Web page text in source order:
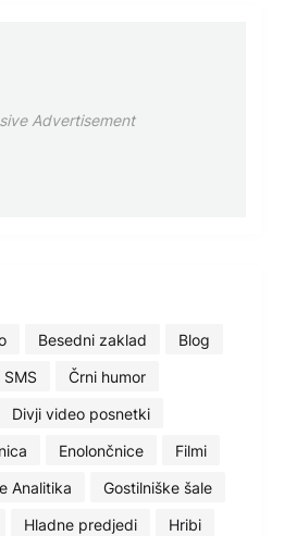
Advertisement
Besedni zaklad
Blog
Črni humor
Divji video posnetki
Enolončnice
Filmi
Analitika
Gostilniške šale
Hladne predjedi
Hribi